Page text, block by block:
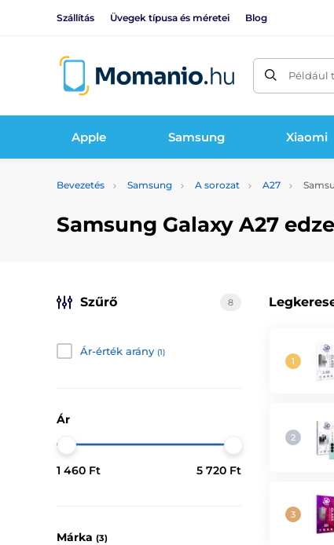
Szállítás Üvegek típusa és méretei Blog
Például
Apple Samsung Xiaomi
Bevezetés Samsung A sorozat A27
Samsung Galaxy A27
Szűrő 8
Ár-érték arány (1)
Ár
1 460 Ft 5 720 Ft
Márka (3)